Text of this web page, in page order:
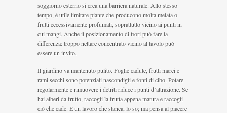
soggiorno esterno si crea una barriera naturale. Allo stesso
tempo, è utile limitare piante che producono molta melata o
frutti eccessivamente profumati, soprattutto vicino ai punti in
cui mangi. Anche il posizionamento di fiori può fare la
differenza: troppo nettare concentrato vicino al tavolo può
essere un invito.
Il giardino va mantenuto pulito. Foglie cadute, frutti marci e
rami secchi sono potenziali nascondigli e fonti di cibo. Potare
regolarmente e rimuovere i detriti riduce i punti d’attrazione. Se
hai alberi da frutto, raccogli la frutta appena matura e raccogli
ciò che cade. È un lavoro che stanca, lo so; ma pensa al piacere